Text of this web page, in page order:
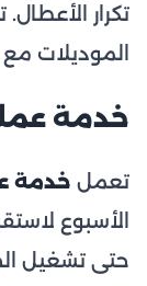
تكرار
الموديلات
خدمة
تعمل خدمة
الأسبوع
حتى تشغيل